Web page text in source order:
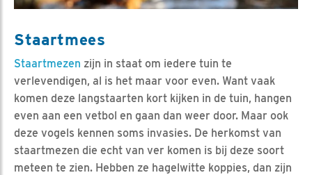
Staartmees
Staartmezen zijn in staat om iedere tuin te
verlevendigen, al is het maar voor even. Want vaak
komen deze langstaarten kort kijken in de tuin, hangen
even aan een vetbol en gaan dan weer door. Maar ook
deze vogels kennen soms invasies. De herkomst van
staartmezen die echt van ver komen is bij deze soort
meteen te zien. Hebben ze hagelwitte koppies, dan zijn